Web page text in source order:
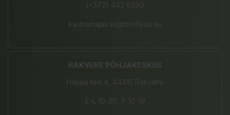
(+372) 442 9390
kaubamajakas@bio4you.eu
RAKVERE PÕHJAKESKUS
Haljala tee 4, 44415 Rakvere
E-L 10-20, P 10-19